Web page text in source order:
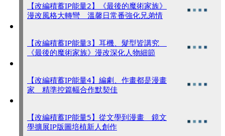
【改編積蓄IP能量2】《最後的魔術家族》
漫改風格大轉彎 溫馨日常番強化兄弟情
【改編積蓄IP能量3】耳機、髮型皆講究
《最後的魔術家族》漫改深化人物細節
【改編積蓄IP能量4】編劇、作畫都是漫畫
家 精準控篇幅合作默契佳
【改編積蓄IP能量5】從文學到漫畫 鏡文
學擴展IP版圖培植新人創作